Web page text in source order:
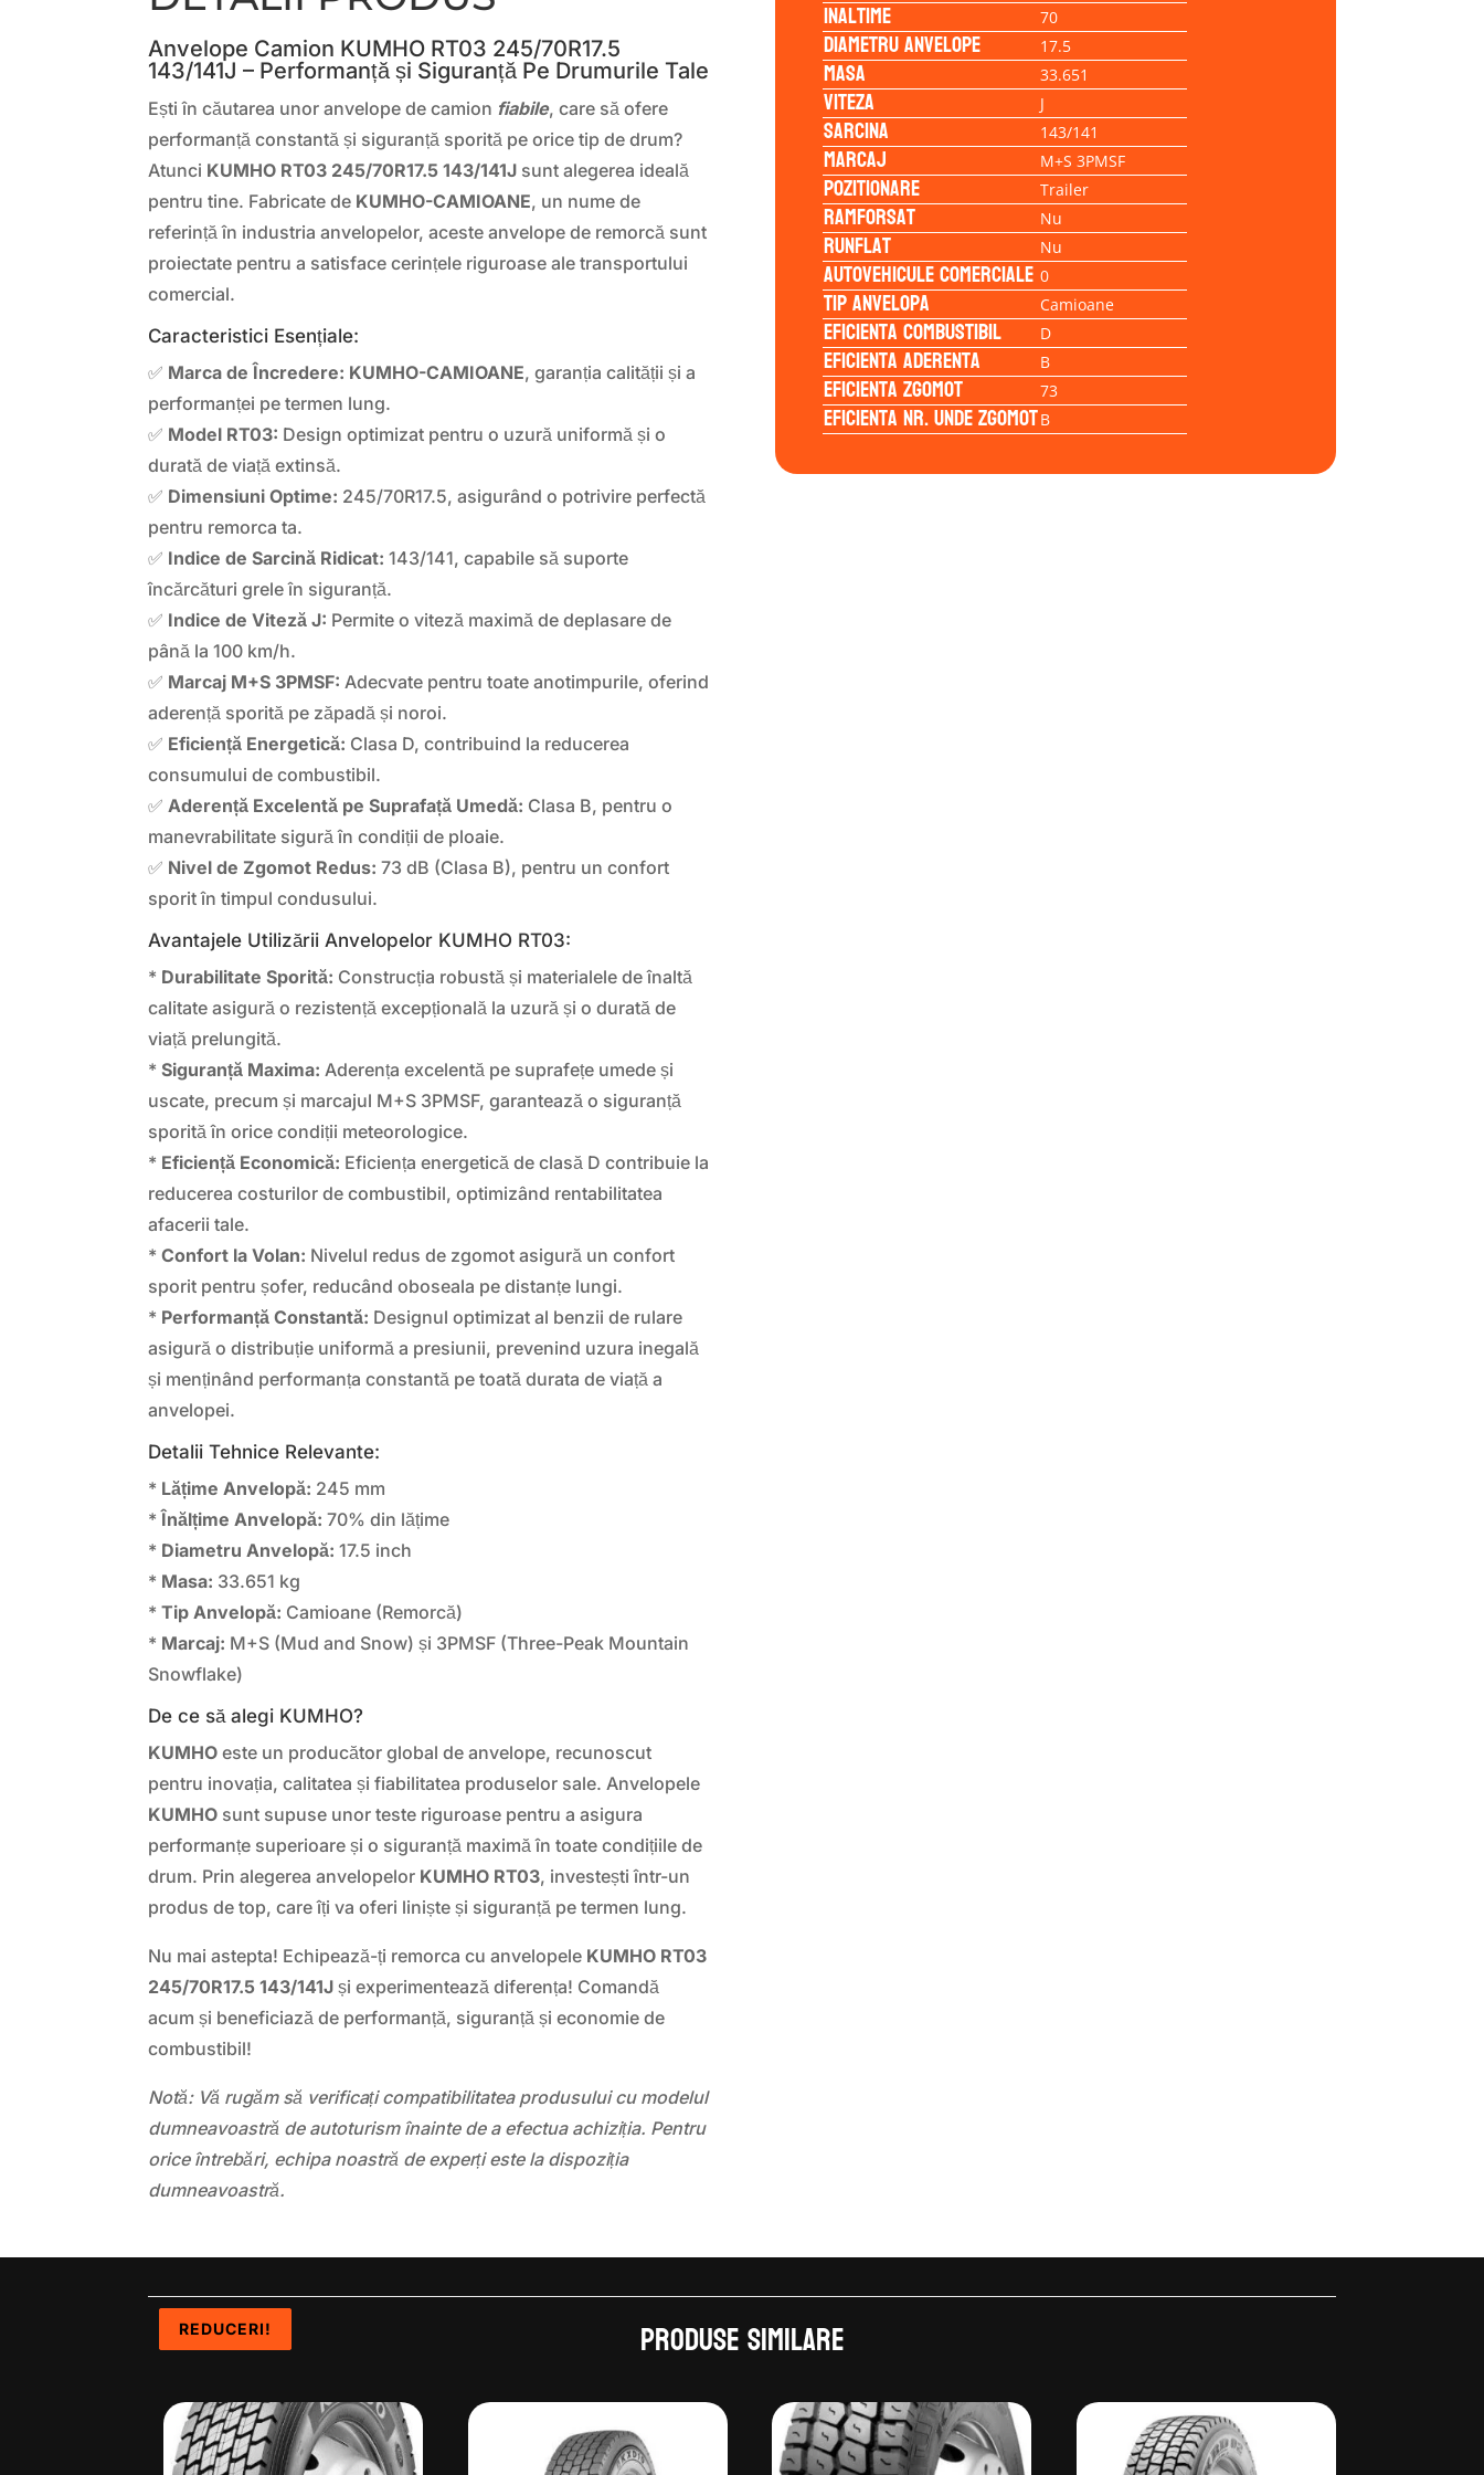
Anvelope Camion KUMHO RT03 245/70R17.5
143/141J – Performanță și Siguranță Pe Drumurile Tale
Ești în căutarea unor anvelope de camion fiabile, care să ofere
performanță constantă și siguranță sporită pe orice tip de drum?
Atunci KUMHO RT03 245/70R17.5 143/141J sunt alegerea ideală
pentru tine. Fabricate de KUMHO-CAMIOANE, un nume de
referință în industria anvelopelor, aceste anvelope de remorcă sunt
proiectate pentru a satisface cerințele riguroase ale transportului
comercial.
Caracteristici Esențiale:
✅ Marca de Încredere: KUMHO-CAMIOANE, garanția calității și a
performanței pe termen lung.
✅ Model RT03: Design optimizat pentru o uzură uniformă și o
durată de viață extinsă.
✅ Dimensiuni Optime: 245/70R17.5, asigurând o potrivire perfectă
pentru remorca ta.
✅ Indice de Sarcină Ridicat: 143/141, capabile să suporte
încărcături grele în siguranță.
✅ Indice de Viteză J: Permite o viteză maximă de deplasare de
până la 100 km/h.
✅ Marcaj M+S 3PMSF: Adecvate pentru toate anotimpurile, oferind
aderență sporită pe zăpadă și noroi.
✅ Eficiență Energetică: Clasa D, contribuind la reducerea
consumului de combustibil.
✅ Aderență Excelentă pe Suprafață Umedă: Clasa B, pentru o
manevrabilitate sigură în condiții de ploaie.
✅ Nivel de Zgomot Redus: 73 dB (Clasa B), pentru un confort
sporit în timpul condusului.
Avantajele Utilizării Anvelopelor KUMHO RT03:
* Durabilitate Sporită: Construcția robustă și materialele de înaltă
calitate asigură o rezistență excepțională la uzură și o durată de
viață prelungită.
*Siguranță Maxima: Aderența excelentă pe suprafețe umede și
uscate, precum și marcajul M+S 3PMSF, garantează o siguranță
sporită în orice condiții meteorologice.
* Eficiență Economică: Eficiența energetică de clasă D contribuie la
reducerea costurilor de combustibil, optimizând rentabilitatea
afacerii tale.
*Confort la Volan: Nivelul redus de zgomot asigură un confort
sporit pentru șofer, reducând oboseala pe distanțe lungi.
* Performanță Constantă: Designul optimizat al benzii de rulare
asigură o distribuție uniformă a presiunii, prevenind uzura inegală
și menținând performanța constantă pe toată durata de viață a
anvelopei.
Detalii Tehnice Relevante:
* Lățime Anvelopă: 245 mm
*Înălțime Anvelopă: 70% din lățime
* Diametru Anvelopă: 17.5 inch
* Masa: 33.651 kg
*Tip Anvelopă: Camioane (Remorcă)
* Marcaj: M+S (Mud and Snow) și 3PMSF (Three-Peak Mountain
Snowflake)
De ce să alegi KUMHO?
KUMHO este un producător global de anvelope, recunoscut
pentru inovația, calitatea și fiabilitatea produselor sale. Anvelopele
KUMHO sunt supuse unor teste riguroase pentru a asigura
performanțe superioare și o siguranță maximă în toate condițiile de
drum. Prin alegerea anvelopelor KUMHO RT03, investești într-un
produs de top, care îți va oferi liniște și siguranță pe termen lung.
Nu mai astepta! Echipează-ți remorca cu anvelopele KUMHO RT03
245/70R17.5 143/141J și experimentează diferența! Comandă
acum și beneficiază de performanță, siguranță și economie de
combustibil!
Notă: Vă rugăm să verificați compatibilitatea produsului cu modelul
dumneavoastră de autoturism înainte de a efectua achiziția. Pentru
orice întrebări, echipa noastră de experți este la dispoziția
dumneavoastră.
Inaltime 70
Diametru anvelope 17.5
Masa 33.651
Viteza J
Sarcina 143/141
Marcaj M+S 3PMSF
Pozitionare Trailer
Ramforsat Nu
Runflat Nu
Autovehicule comerciale 0
Tip anvelopa Camioane
Eficienta Combustibil D
Eficienta Aderenta B
Eficienta Zgomot 73
Eficienta Nr. Unde ZgomotB
Produse similare
REDUCERI!
REDUCERI!
REDUCERI!